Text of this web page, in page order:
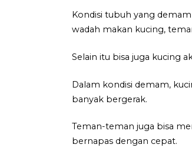
Kondisi tubuh yang
wadah makan kucing,
Selain itu bisa juga kucing
Dalam kondisi demam,
banyak bergerak.
Teman-teman juga bisa
bernapas dengan cepat.